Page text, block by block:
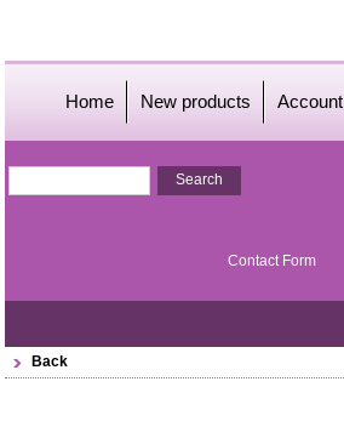
Home New products Account
Contact Form
Back